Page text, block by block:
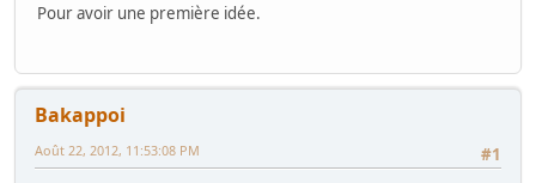
Pour avoir une première idée.
Bakappoi
#1
Août 22, 2012, 11:53:08 PM